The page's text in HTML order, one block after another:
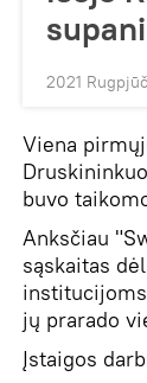
2021
Viena
buvo
Anksčiau
sąskaitas
jų prarado
Įstaigos